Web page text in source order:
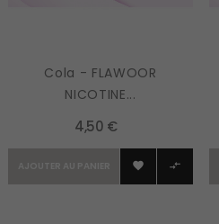
Cola - FLAWOOR
NICOTINE...
4,50 €
AJOUTER AU PANIER  